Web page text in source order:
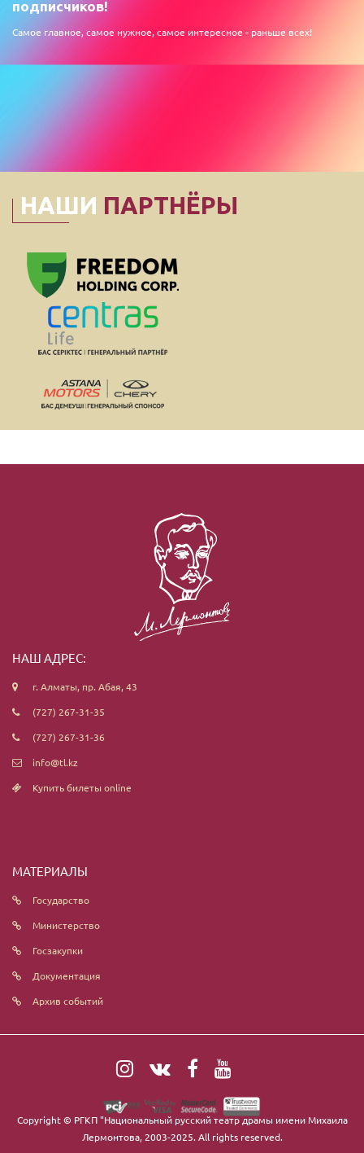
подписчиков!
Самое главное, самое нужное, самое интересное - раньше всех!
НАШИ ПАРТНЁРЫ
НАШ АДРЕС:
г. Алматы, пр. Абая, 43
(727) 267-31-35
(727) 267-31-36
info@tl.kz
Купить билеты online
МАТЕРИАЛЫ
Государство
Министерство
Госзакупки
Документация
Архив событий
Copyright © РГКП "Национальный русский театр драмы имени Михаила
Лермонтова, 2003-2025. All rights reserved.